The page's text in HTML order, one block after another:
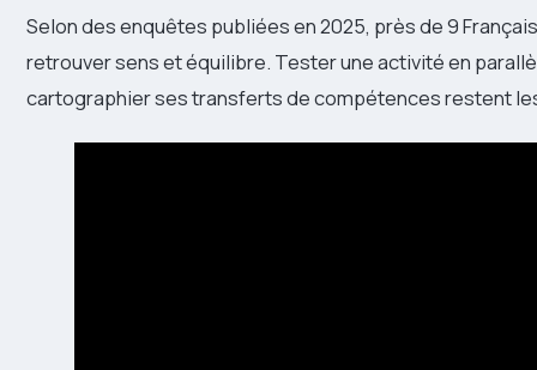
Selon des enquêtes publiées en 2025, près de 9
retrouver sens et équilibre. Tester une activité en
cartographier ses transferts de compétences restent